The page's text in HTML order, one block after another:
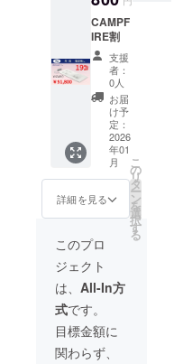
CAMPF
IRE割
支援
者：
0人
お届
け予
定：
2026
年01
月
詳細を見る
こ
の
リ
タ
ー
ン
を
選
択
す
る
このプロ
ジェクト
は、 All-In方
式です。
目標金額に
関わらず、